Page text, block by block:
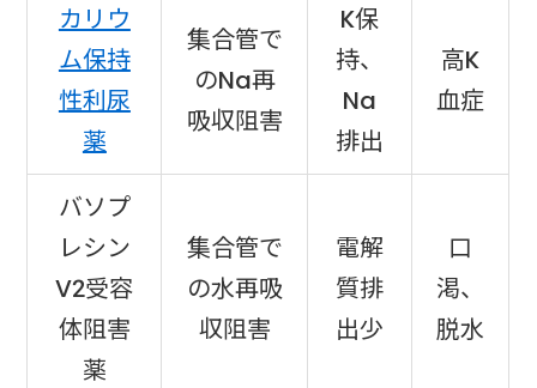
カリウ
ム保持
性利尿
薬
集合管で
のNa再
吸収阻害
K保
持、
Na
排出
高K
血症
バソプ
レシン
V2受容
体阻害
薬
集合管で
の水再吸
収阻害
電解
質排
出少
口
渇、
脱水